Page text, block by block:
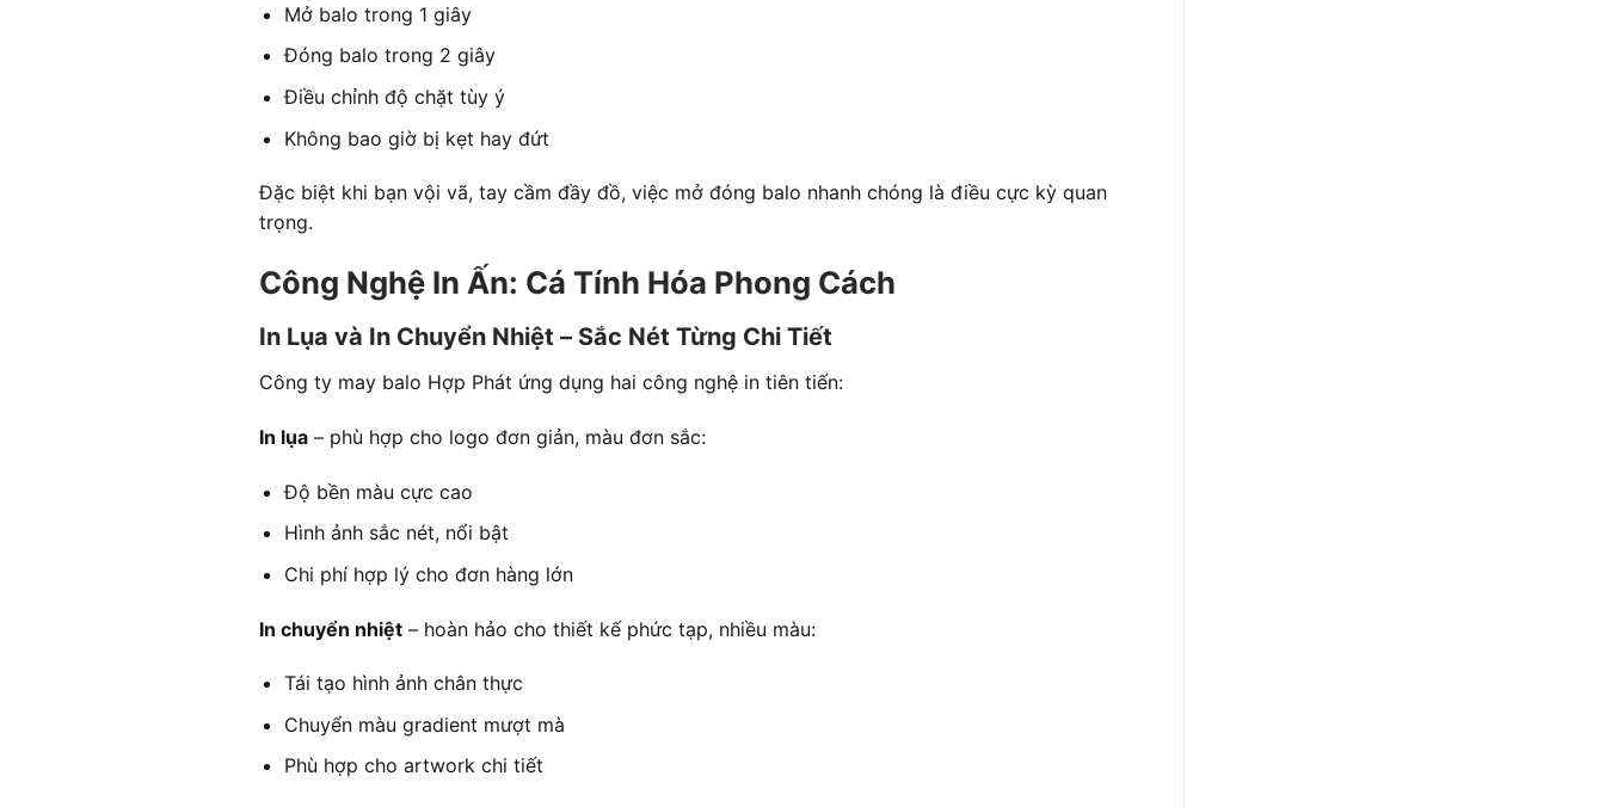
Mở balo trong 1 giây
Đóng balo trong 2 giây
Điều chỉnh độ chặt tùy ý
Không bao giờ bị kẹt hay đứt
Đặc biệt khi bạn vội vã, tay cầm đầy đồ, việc mở đóng balo nhanh chóng là điều cực kỳ quan
trọng.
Công Nghệ In Ấn: Cá Tính Hóa Phong Cách
In Lụa và In Chuyển Nhiệt – Sắc Nét Từng Chi Tiết
Công ty may balo Hợp Phát ứng dụng hai công nghệ in tiên tiến:
In lụa– phù hợp cho logo đơn giản, màu đơn sắc:
Độ bền màu cực cao
Hình ảnh sắc nét, nổi bật
Chi phí hợp lý cho đơn hàng lớn
In chuyển nhiệt– hoàn hảo cho thiết kế phức tạp, nhiều màu:
Tái tạo hình ảnh chân thực
Chuyển màu gradient mượt mà
Phù hợp cho artwork chi tiết